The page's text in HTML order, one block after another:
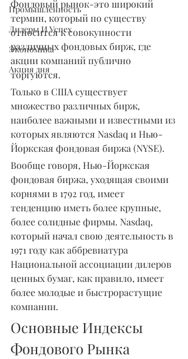
Промышленность
Лидеры И Успех
Экономика
Акция дня
Фондовый рынок-это широкий
термин, который по существу
относится к совокупности
различных фондовых бирж, где
акции компаний публично
торгуются.
Только в США существует
множество различных бирж,
наиболее важными и известными из
которых являются Nasdaq и Нью-
Йоркская фондовая биржа (NYSE).
Вообще говоря, Нью-Йоркская
фондовая биржа, уходящая своими
корнями в 1792 год, имеет
тенденцию иметь более крупные,
более солидные фирмы. Nasdaq,
который начал свою деятельность в
1971 году как аббревиатура
Национальной ассоциации дилеров
ценных бумаг, как правило, имеет
более молодые и быстрорастущие
компании.
Основные Индексы
Фондового Рынка